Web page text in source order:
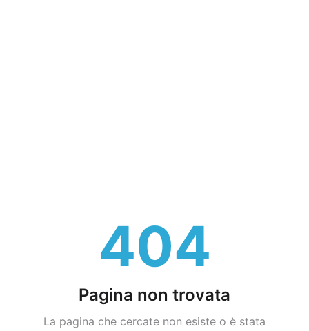
404
Pagina non trovata
La pagina che cercate non esiste o è stata